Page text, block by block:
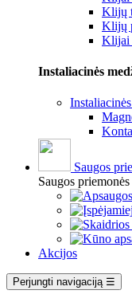
Klijų
Klijų
Klijai
Instaliacinės
Saugos
Saugos priemonės
Akcijos
Perjungti navigaciją ☰